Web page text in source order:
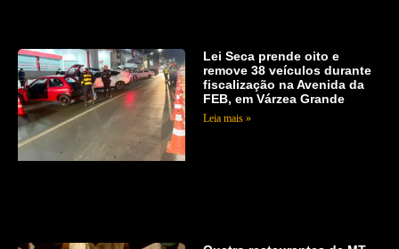
Lei Seca prende oito e
remove 38 veículos durante
fiscalização na Avenida da
FEB, em Várzea Grande
Leia mais »